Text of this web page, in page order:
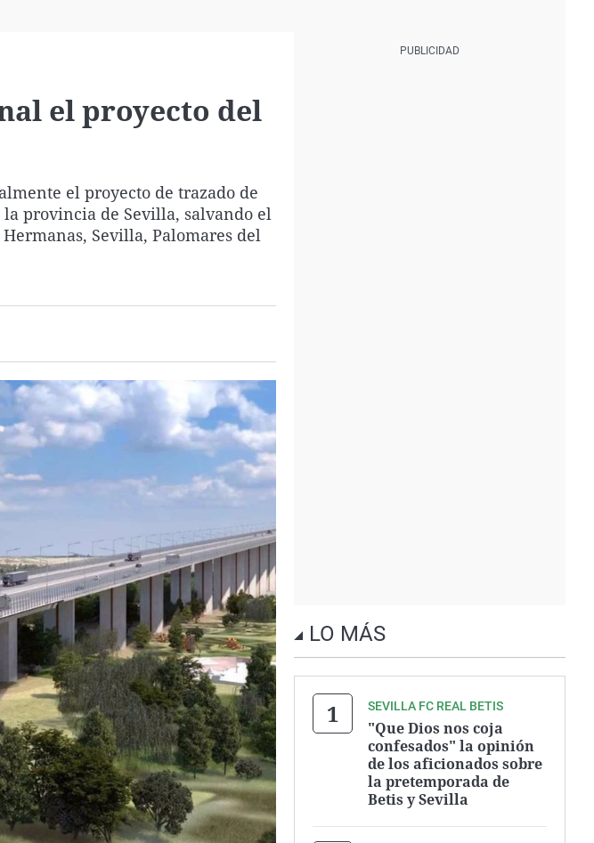
el proyecto del
el proyecto de trazado de
la provincia de Sevilla, salvando el
Sevilla, Palomares del
LO MÁS
SEVILLA FC REAL BETIS
"Que Dios nos coja
confesados" la opinión
de los aficionados sobre
la pretemporada de
Betis y Sevilla